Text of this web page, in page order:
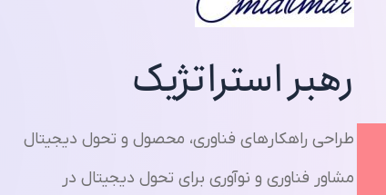
رهبر استراتژیک
طراحی راهکارهای فناوری، محصول و تحول دیجیتال
مشاور فناوری و نوآوری برای تحول دیجیتال در